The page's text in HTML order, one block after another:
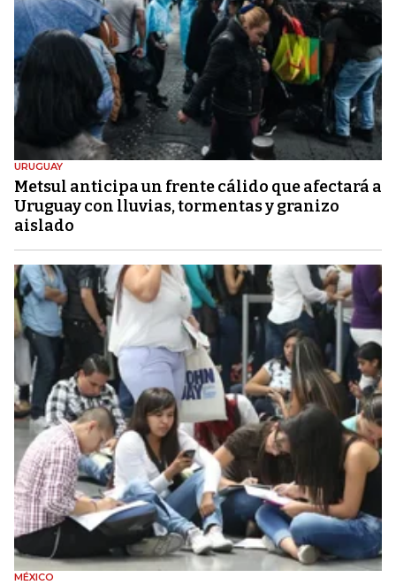
URUGUAY
Metsul anticipa un frente cálido que afectará a
Uruguay con lluvias, tormentas y granizo
aislado
MÉXICO